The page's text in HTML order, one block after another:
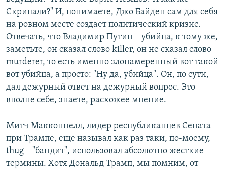
Скрипали?" И, понимаете, Джо Байден сам для себя
на ровном месте создает политический кризис.
Отвечать, что Владимир Путин – убийца, к тому же,
заметьте, он сказал слово killer, он не сказал слово
murderer, то есть именно злонамеренный вот такой
вот убийца, а просто: "Ну да, убийца". Он, по сути,
дал дежурный ответ на дежурный вопрос. Это
вполне себе, знаете, расхожее мнение.
Митч Макконнелл, лидер республиканцев Сената
при Трампе, еще называл как раз таки, по-моему,
thug – "бандит", использовал абсолютно жесткие
термины. Хотя Дональд Трамп, мы помним, от